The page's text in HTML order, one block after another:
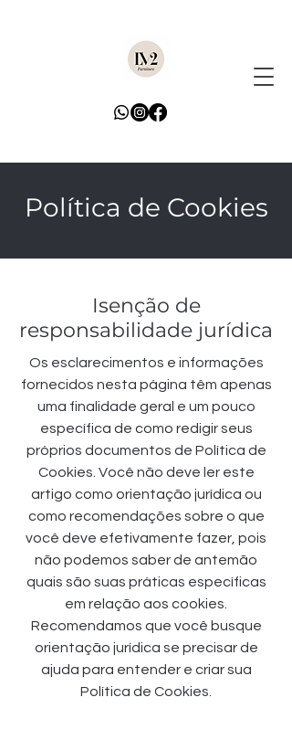
Política de Cookies
Isenção de
responsabilidade jurídica
Os esclarecimentos e informações
fornecidos nesta página têm apenas
uma finalidade geral e um pouco
específica de como redigir seus
próprios documentos de Política de
Cookies. Você não deve ler este
artigo como orientação jurídica ou
como recomendações sobre o que
você deve efetivamente fazer, pois
não podemos saber de antemão
quais são suas práticas específicas
em relação aos cookies.
Recomendamos que você busque
orientação jurídica se precisar de
ajuda para entender e criar sua
Política de Cookies.